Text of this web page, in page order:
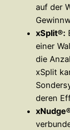
auf der
xSplit®:
einer
die
xSplit
deren